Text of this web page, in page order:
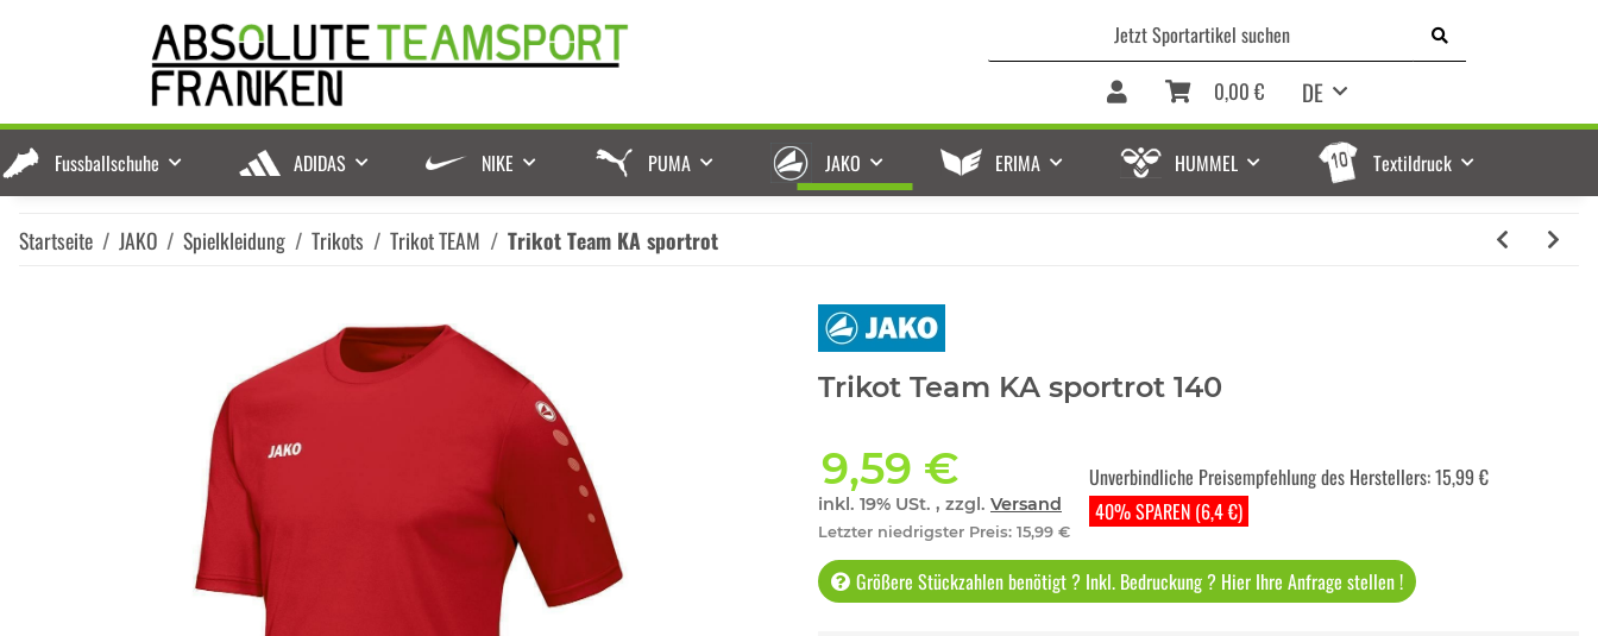
DE
0,00 €
Fussballschuhe ADIDAS NIKE PUMA JAKO ERIMA HUMMEL Textildruck
Startseite JAKO Spielkleidung Trikots Trikot TEAM Trikot Team KA sportrot
Trikot Team KA sportrot 140
9,59 €
inkl. 19% USt. , zzgl. Versand
Letzter niedrigster Preis: 15,99 €
40% SPAREN (6,4 €)
Unverbindliche Preisempfehlung des Herstellers:15,99 €
Größere Stückzahlen benötigt ? Inkl. Bedruckung ? Hier Ihre Anfrage stellen !